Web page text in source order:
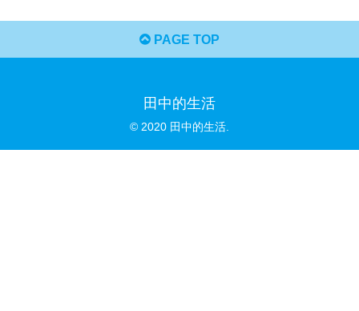
PAGE TOP
田中的生活
© 2020 田中的生活.